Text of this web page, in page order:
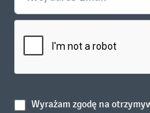
Wyrażam zgodę na